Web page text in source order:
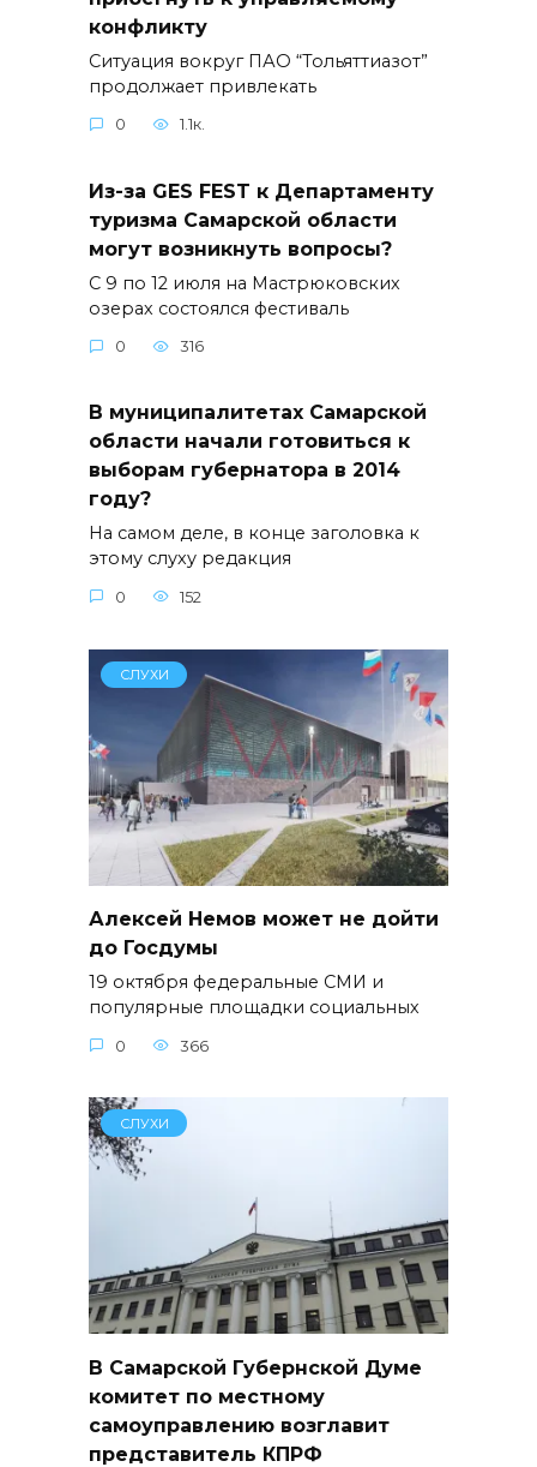
конфликту
Ситуация вокруг ПАО “Тольяттиазот”
продолжает привлекать
0 1.1к.
Из-за GES FEST к Департаменту
туризма Самарской области
могут возникнуть вопросы?
С 9 по 12 июля на Мастрюковских
озерах состоялся фестиваль
0 316
В муниципалитетах Самарской
области начали готовиться к
выборам губернатора в 2014
году?
На самом деле, в конце заголовка к
этому слуху редакция
0 152
СЛУХИ
Алексей Немов может не дойти
до Госдумы
19 октября федеральные СМИ и
популярные площадки социальных
0 366
СЛУХИ
В Самарской Губернской Думе
комитет по местному
самоуправлению возглавит
представитель КПРФ